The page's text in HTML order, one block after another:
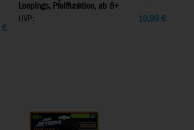
€
Loopings, Pfeiffunktion, ab 8+
UVP:
10,99€